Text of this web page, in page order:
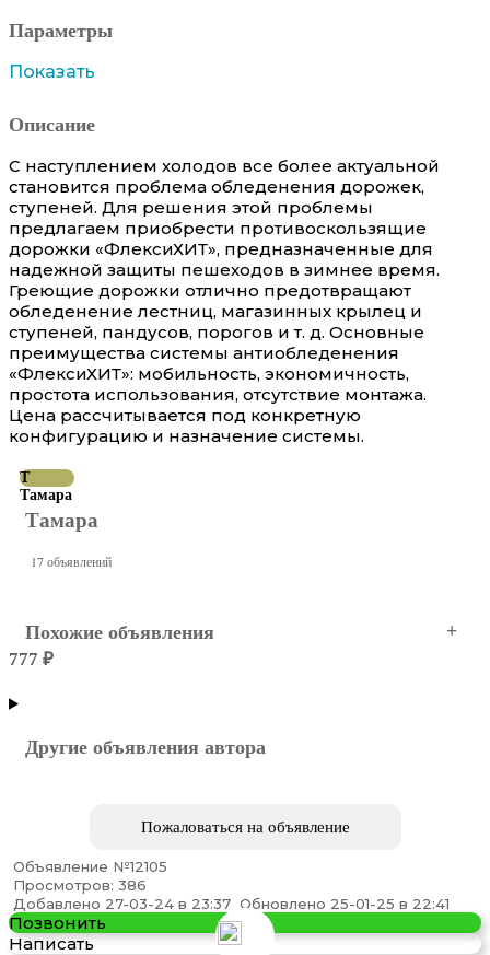
Параметры
Показать
Описание
С наступлением холодов все более актуальной
становится проблема обледенения дорожек,
ступеней. Для решения этой проблемы
предлагаем приобрести противоскользящие
дорожки «ФлексиХИТ», предназначенные для
надежной защиты пешеходов в зимнее время.
Греющие дорожки отлично предотвращают
обледенение лестниц, магазинных крылец и
ступеней, пандусов, порогов и т. д. Основные
преимущества системы антиобледенения
«ФлексиХИТ»: мобильность, экономичность,
простота использования, отсутствие монтажа.
Цена рассчитывается под конкретную
конфигурацию и назначение системы.
Т
Тамара
Тамара
17 объявлений
Похожие объявления
Купим Трансформаторы Силовые Масляные и ...
777 ₽
Другие объявления автора
Пожаловаться на объявление
Объявление №12105
Просмотров: 386
Добавлено 27-03-24 в 23:37 Обновлено 25-01-25 в 22:41
Позвонить
Написать